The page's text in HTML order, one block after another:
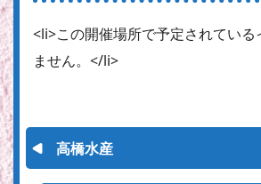
<li>この開催場所で予定されている
ません。</li>
高橋水産